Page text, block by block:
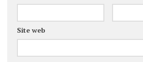
Site web